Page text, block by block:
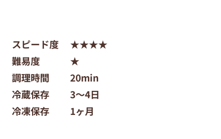
スピード度★★★★
難易度 ★
調理時間 20min
冷蔵保存 3〜4日
冷凍保存 1ヶ月